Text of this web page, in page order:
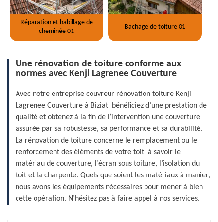
Réparation et habillage de
cheminée 01
Bachage de toiture 01
Une rénovation de toiture conforme aux
normes avec Kenji Lagrenee Couverture
Avec notre entreprise couvreur rénovation toiture Kenji
Lagrenee Couverture à Biziat, bénéficiez d’une prestation de
qualité et obtenez à la fin de l’intervention une couverture
assurée par sa robustesse, sa performance et sa durabilité.
La rénovation de toiture concerne le remplacement ou le
renforcement des éléments de votre toit, à savoir le
matériau de couverture, l’écran sous toiture, l’isolation du
toit et la charpente. Quels que soient les matériaux à manier,
nous avons les équipements nécessaires pour mener à bien
cette opération. N’hésitez pas à faire appel à nos services.